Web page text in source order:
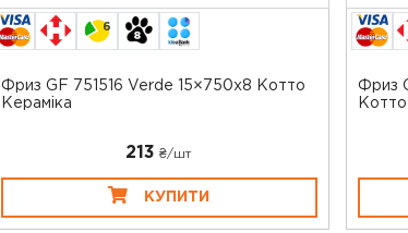
6
Фриз GF 751516 Verde 15×750x8 Котто
Кераміка
213 ₴/шт
КУПИТИ
Фриз
Котто